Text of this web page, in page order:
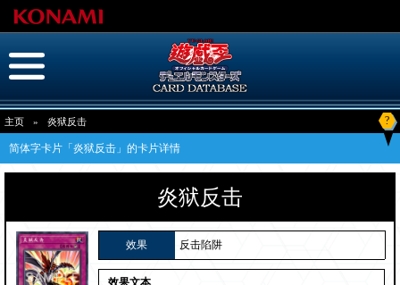
主页 » 炎狱反击 ?
简体字卡片「炎狱反击」的卡片详情
炎狱反击
效果 反击陷阱
效果文本